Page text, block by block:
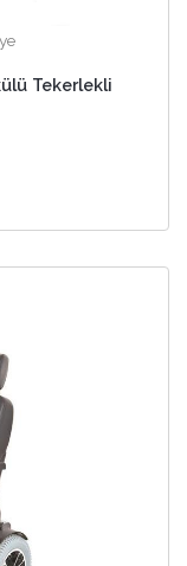
Tekerlekli